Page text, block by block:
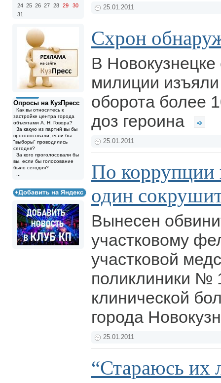
24 25 26 27 28 29
30
31
Опросы на КузПресс
Как вы относитесь к
застройке центра города
объектами А. Н. Говора?
За какую из партий вы бы
проголосовали, если бы
"выборы" проводились
сегодня?
За кого проголосовали бы
вы, если бы голосование
было сегодня?
25.01.2011
Схрон
В Новокузнецке
милиции изъяли
оборота более
доз героина
25.01.2011
По коррупции
один
Вынесен
участковому
участковой
поликлиники №
клинической
города
25.01.2011
“Стараюсь их